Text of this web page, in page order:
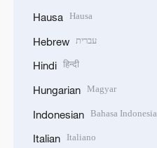
Hausa Hausa
Hebrew עברית
Hindi हिन्दी
Hungarian Magyar
Indonesian Bahasa Indonesia
Italian Italiano